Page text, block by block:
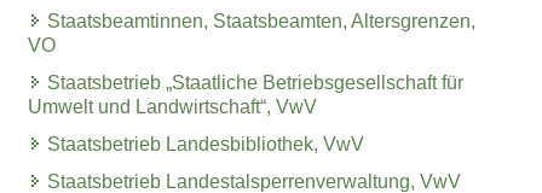
Staatsbeamtinnen, Staatsbeamten, Altersgrenzen,
VO
Staatsbetrieb „Staatliche Betriebsgesellschaft für
Umwelt und Landwirtschaft“, VwV
Staatsbetrieb Landesbibliothek, VwV
Staatsbetrieb Landestalsperrenverwaltung, VwV